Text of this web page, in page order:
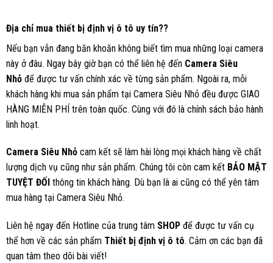
Địa chỉ mua thiết bị định vị ô tô uy tín??
Nếu bạn vẫn đang băn khoăn không biết tìm mua những loại camera
này ở đâu. Ngay bây giờ bạn có thể liên hệ đến Camera Siêu
Nhỏ để được tư vấn chính xác về từng sản phẩm. Ngoài ra, mỗi
khách hàng khi mua sản phẩm tại Camera Siêu Nhỏ đều được GIAO
HÀNG MIỄN PHÍ trên toàn quốc. Cùng với đó là chính sách bảo hành
linh hoạt.
Camera Siêu Nhỏ cam kết sẽ làm hài lòng mọi khách hàng về chất
lượng dịch vụ cũng như sản phẩm. Chúng tôi còn cam kết BẢO MẬT
TUYỆT ĐỐI thông tin khách hàng. Dù bạn là ai cũng có thể yên tâm
mua hàng tại Camera Siêu Nhỏ.
Liên hệ ngay đến Hotline của trung tâm SHOP để được tư vấn cụ
thể hơn về các sản phẩm Thiết bị định vị ô tô. Cảm ơn các bạn đã
quan tâm theo dõi bài viết!